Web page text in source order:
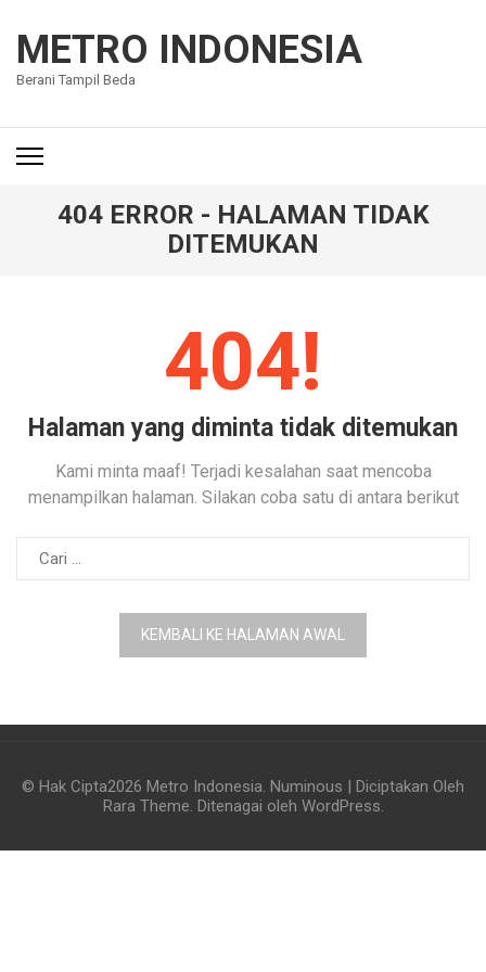
konten
(Tekan
METRO INDONESIA
Berani Tampil Beda
404 ERROR - HALAMAN TIDAK
DITEMUKAN
404!
Halaman yang diminta tidak ditemukan
Kami minta maaf! Terjadi kesalahan saat mencoba
menampilkan halaman. Silakan coba satu di antara berikut
Cari
untuk:
KEMBALI KE HALAMAN AWAL
© Hak Cipta2026 Metro Indonesia. Numinous | Diciptakan Oleh
Rara Theme. Ditenagai oleh WordPress.